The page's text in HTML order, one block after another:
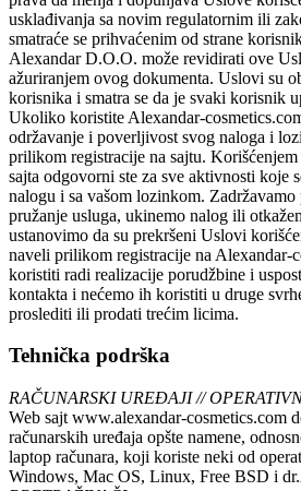
usklađivanja sa novim regulatornim ili
smatraće se prihvaćenim od strane
Alexandar D.O.O. može revidirati ove
ažuriranjem ovog dokumenta. Uslovi su
korisnika i smatra se da je svaki korisnik
Ukoliko koristite Alexandar-
održavanje i poverljivost svog naloga i
prilikom registracije na sajtu. Korišćenjem
sajta odgovorni ste za sve aktivnosti koje
nalogu i sa vašom lozinkom.
pružanje usluga, ukinemo nalog ili
ustanovimo da su prekršeni Uslovi
naveli prilikom registracije na Alexandar-
koristiti radi realizacije porudžbine i
kontakta i nećemo ih koristiti u druge
proslediti ili prodati trećim licima.
Tehnička podrška
RAČUNARSKI UREĐAJI //
Web sajt www.alexandar-cosmetics.com
računarskih uređaja opšte namene,
laptop računara, koji koriste neki od
Windows, Mac OS, Linux, Free BSD i dr.